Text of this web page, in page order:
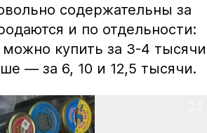
содержательны за
и по отдельности:
купить за 3-4 тысячи
— за 6, 10 и 12,5 тысячи.